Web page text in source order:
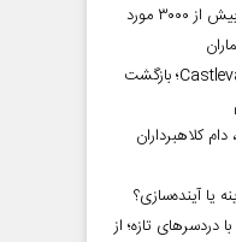
«پرستار پیگیر» | شناسایی بیش از ۳۰۰۰ مورد
Castlevania: Belmont’s Curse؛ بازگشت
کلاهبرداران
یا آینده‌سازی؟
تازه؛ از